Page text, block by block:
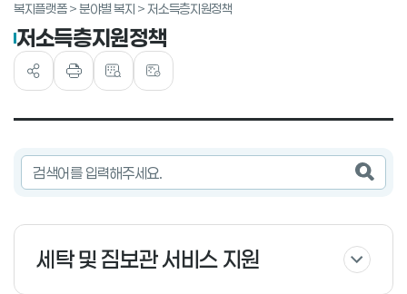
복지플랫폼 > 분야별 복지 > 저소득층지원정책
저소득층지원정책
검색
세탁 및 짐보관 서비스 지원